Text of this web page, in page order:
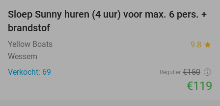
21%
Sloep Sunny huren (4 uur) voor max. 6 pers. +
brandstof
Yellow Boats 9.8 star
Wessem
Verkocht: 69
Regulier €150
€119